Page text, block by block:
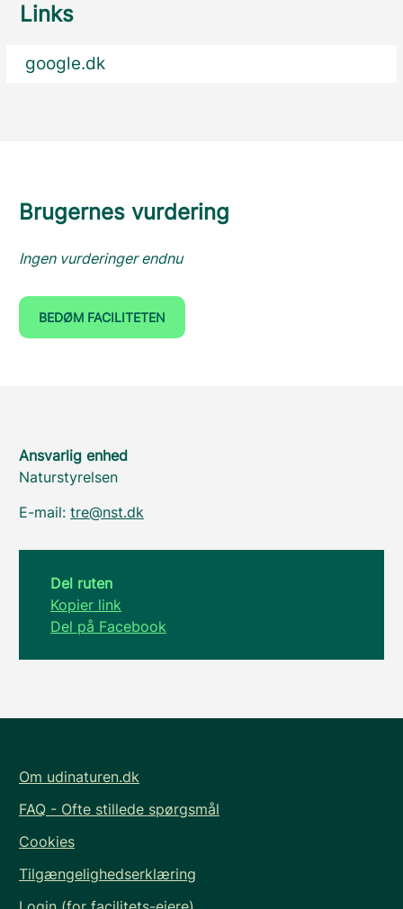
Links
google.dk
Brugernes vurdering
Ingen vurderinger endnu
BEDØM FACILITETEN
Ansvarlig enhed
Naturstyrelsen
E-mail: tre@nst.dk
Del ruten
Kopier link
Del på Facebook
Om udinaturen.dk
FAQ - Ofte stillede spørgsmål
Cookies
Tilgængelighedserklæring